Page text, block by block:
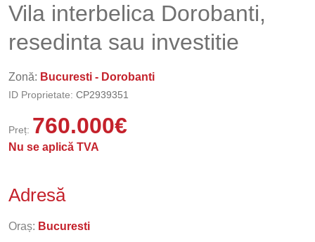
Vila interbelica Dorobanti,
resedinta sau investitie
Zonă: Bucuresti - Dorobanti
ID Proprietate: CP2939351
Preț: 760.000€
Nu se aplică TVA
Adresă
Oraș: Bucuresti